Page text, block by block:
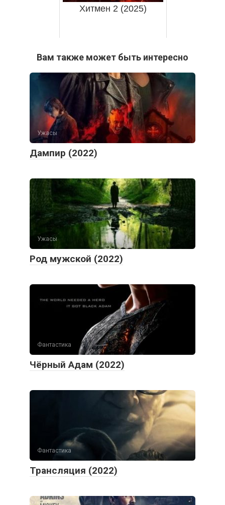
Хитмен 2 (2025)
Вам также может быть интересно
Ужасы
Дампир (2022)
Ужасы
Род мужской (2022)
Фантастика
Чёрный Адам (2022)
Фантастика
Трансляция (2022)